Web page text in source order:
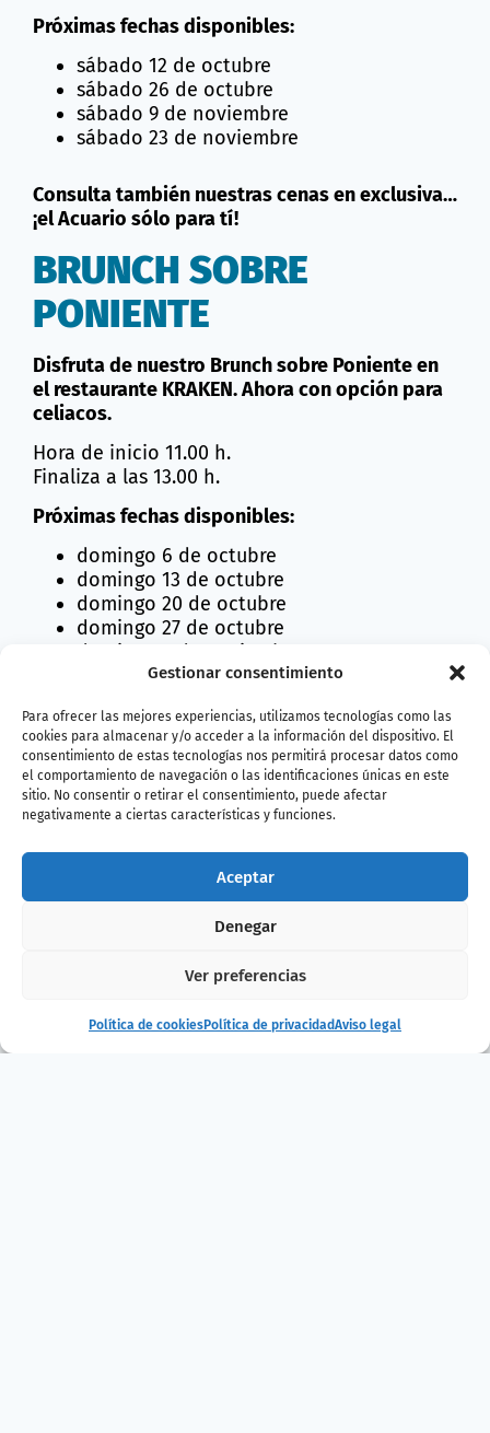
Gestionar consentimiento
Para ofrecer las mejores experiencias, utilizamos tecnologías como las
cookies para almacenar y/o acceder a la información del dispositivo. El
consentimiento de estas tecnologías nos permitirá procesar datos como
el comportamiento de navegación o las identificaciones únicas en este
sitio. No consentir o retirar el consentimiento, puede afectar
negativamente a ciertas características y funciones.
Aceptar
Denegar
Ver preferencias
Política de cookiesPolítica de privacidadAviso legal
Próximas fechas disponibles:
sábado 12 de octubre
sábado 26 de octubre
sábado 9 de noviembre
sábado 23 de noviembre
Consulta también nuestras cenas en exclusiva…
¡el Acuario sólo para tí!
BRUNCH SOBRE
PONIENTE
Disfruta de nuestro Brunch sobre Poniente en
el restaurante KRAKEN. Ahora con opción para
celiacos.
Hora de inicio 11.00 h.
Finaliza a las 13.00 h.
Próximas fechas disponibles:
domingo 6 de octubre
domingo 13 de octubre
domingo 20 de octubre
domingo 27 de octubre
domingo 3 de noviembre
domingo 10 de noviembre
domingo 24 de noviembre
Más información y reservas en:
www.restaurantekraken.com